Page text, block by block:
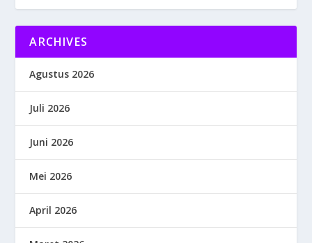
ARCHIVES
Agustus 2026
Juli 2026
Juni 2026
Mei 2026
April 2026